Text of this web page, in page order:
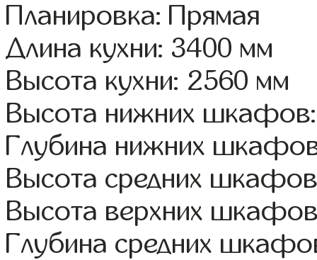
Планировка: Прямая
Длина кухни: 3400 мм
Высота кухни: 2560 мм
Высота нижних
Глубина нижних
Высота средних
Высота верхних
Глубина средних